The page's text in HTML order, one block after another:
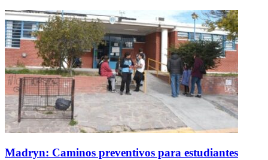
Madryn: Caminos preventivos para estudiantes